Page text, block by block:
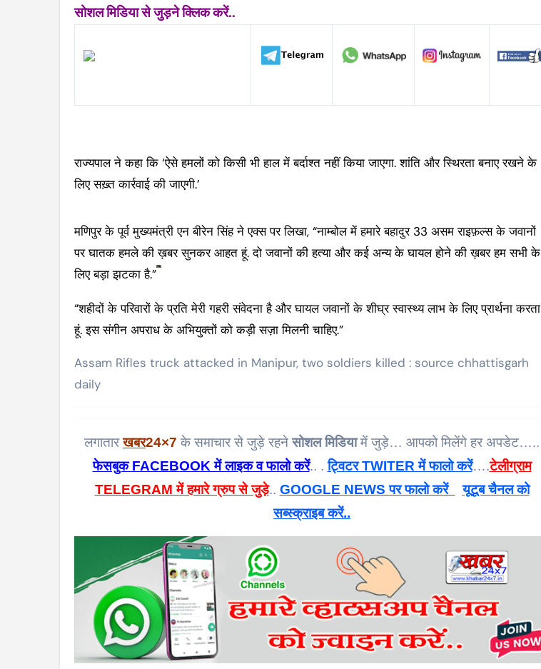
सोशल मिडिया से जुड़ने क्लिक करें..
राज्यपाल ने कहा कि ‘ऐसे हमलों को किसी भी हाल में बर्दाश्त नहीं किया जाएगा. शांति और स्थिरता बनाए रखने के
लिए सख़्त कार्रवाई की जाएगी.’
मणिपुर के पूर्व मुख्यमंत्री एन बीरेन सिंह ने एक्स पर लिखा, “नाम्बोल में हमारे बहादुर 33 असम राइफ़ल्स के जवानों
पर घातक हमले की ख़बर सुनकर आहत हूं. दो जवानों की हत्या और कई अन्य के घायल होने की ख़बर हम सभी के
लिए बड़ा झटका है.”
“शहीदों के परिवारों के प्रति मेरी गहरी संवेदना है और घायल जवानों के शीघ्र स्वास्थ्य लाभ के लिए प्रार्थना करता
हूं. इस संगीन अपराध के अभियुक्तों को कड़ी सज़ा मिलनी चाहिए.”
Assam Rifles truck attacked in Manipur, two soldiers killed : source chhattisgarh
daily
लगातारखबर24×7 के समाचार से जुड़े रहनेसोशल मिडियामें जुड़े… आपको मिलेंगे हर अपडेट…..
फेसबुक FACEBOOK में लाइक व फालो करें.. .ट्विटर TWITER में फालो करें….टेलीग्राम
TELEGRAM में हमारे ग्रुप से जुड़े.. GOOGLE NEWS पर फालो करें
यूटूब चैनल को
सब्स्क्राइब करें..